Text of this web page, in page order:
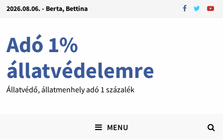
2026.08.06. - Berta, Bettina
Adó 1%
állatvédelemre
Állatvédő, állatmenhely adó 1 százalék
MENU